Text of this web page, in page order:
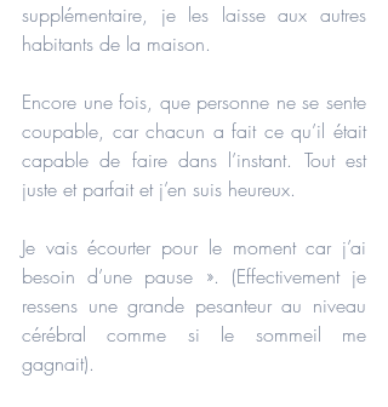
supplémentaire, je les laisse aux autres
habitants de la maison.
Encore une fois, que personne ne se sente
coupable, car chacun a fait ce qu’il était
capable de faire dans l’instant. Tout est
juste et parfait et j’en suis heureux.
Je vais écourter pour le moment car j’ai
besoin d’une pause ». (Effectivement je
ressens une grande pesanteur au niveau
cérébral comme si le sommeil me
gagnait).